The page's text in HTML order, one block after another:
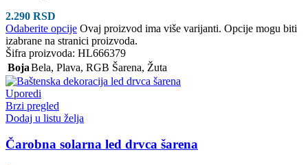
2.290 RSD
Odaberite opcije Ovaj proizvod ima više varijanti. Opcije mogu biti
izabrane na stranici proizvoda.
Šifra proizvoda: HL666379
BojaBela, Plava, RGB Šarena, Žuta
Uporedi
Brzi pregled
Dodaj u listu želja
Čarobna solarna led drvca šarena